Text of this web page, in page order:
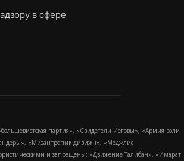
в сфере
партия», «Свидетели Иеговы», «Армия воли
«Мизантропик дивижн», «Меджлис
и запрещены: «Движение Талибан», «Имарат